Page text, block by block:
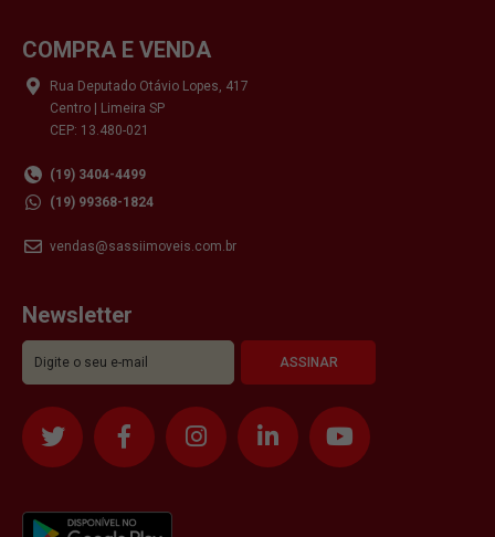
COMPRA E VENDA
Rua Deputado Otávio Lopes, 417
Centro | Limeira SP
CEP: 13.480-021
(19) 3404-4499
(19) 99368-1824
vendas@sassiimoveis.com.br
Newsletter